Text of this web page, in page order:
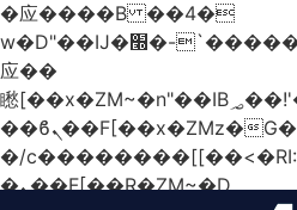
�应����B ��4�
w�D"��IJ�׭�-`������S��9�Dr�ji��EJ߅��gJ�
应��
矁[��x�ZM~�n"��IB؃��!'����Тѕ��+��(m��IK�ʭ�/|
��ϐܢ��F[��x�ZMz�G�� %嬩
�/
�ܢ��F[��R�ZM~�D